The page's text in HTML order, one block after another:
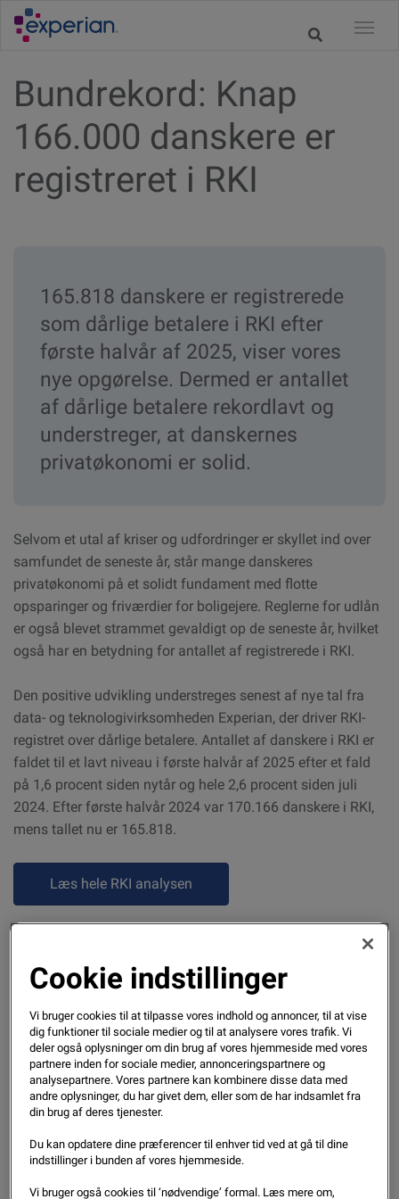
Bundrekord: Knap
166.000 danskere er
registreret i RKI
165.818 danskere er registrerede
som dårlige betalere i RKI efter
første halvår af 2025, viser vores
nye opgørelse. Dermed er antallet
af dårlige betalere rekordlavt og
understreger, at danskernes
privatøkonomi er solid.
Selvom et utal af kriser og udfordringer er skyllet ind over
samfundet de seneste år, står mange danskeres
privatøkonomi på et solidt fundament med flotte
opsparinger og friværdier for boligejere. Reglerne for udlån
er også blevet strammet gevaldigt op de seneste år, hvilket
også har en betydning for antallet af registrerede i RKI.
Den positive udvikling understreges senest af nye tal fra
data- og teknologivirksomheden Experian, der driver RKI-
registret over dårlige betalere. Antallet af danskere i RKI er
faldet til et lavt niveau i første halvår af 2025 efter et fald
på 1,6 procent siden nytår og hele 2,6 procent siden juli
2024. Efter første halvår 2024 var 170.166 danskere i RKI,
mens tallet nu er 165.818.
Læs hele RKI analysen
faldet, samt strammere regler for udlån, har alt sammen
stærk position. Vi må konstatere, at mange danskere har en
bundsolid privatøkonomi, der kan klare selv ret store
ændringer. Selvom der også er en del udsatte, hvor
privatøkonomien vakler ovenpå de seneste års
udfordringer, forklarer Bo Rasmussen, der er direktør hos
Experian.
– Man skal stadig huske, at der er flere registrerede i RKI,
Cookie indstillinger
Vi bruger cookies til at tilpasse vores indhold og annoncer, til at vise
dig funktioner til sociale medier og til at analysere vores trafik. Vi
deler også oplysninger om din brug af vores hjemmeside med vores
partnere inden for sociale medier, annonceringspartnere og
analysepartnere. Vores partnere kan kombinere disse data med
andre oplysninger, du har givet dem, eller som de har indsamlet fra
din brug af deres tjenester.
Du kan opdatere dine præferencer til enhver tid ved at gå til dine
indstillinger i bunden af vores hjemmeside.
Vi bruger også cookies til ‘nødvendige’ formal. Læs mere om,